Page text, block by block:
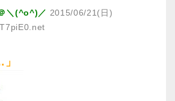
＼(^o^)／ 2015/06/21(日)